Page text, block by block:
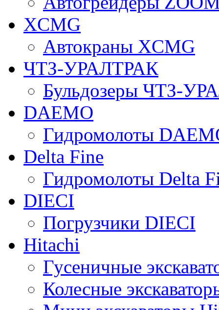
XCMG
Автокраны XCMG
ЧТЗ-УРАЛТРАК
Бульдозеры ЧТЗ-
DAEMO
Гидромолоты
Delta Fine
Гидромолоты Delta
DIECI
Погрузчики DIECI
Hitachi
Гусеничные
Колесные